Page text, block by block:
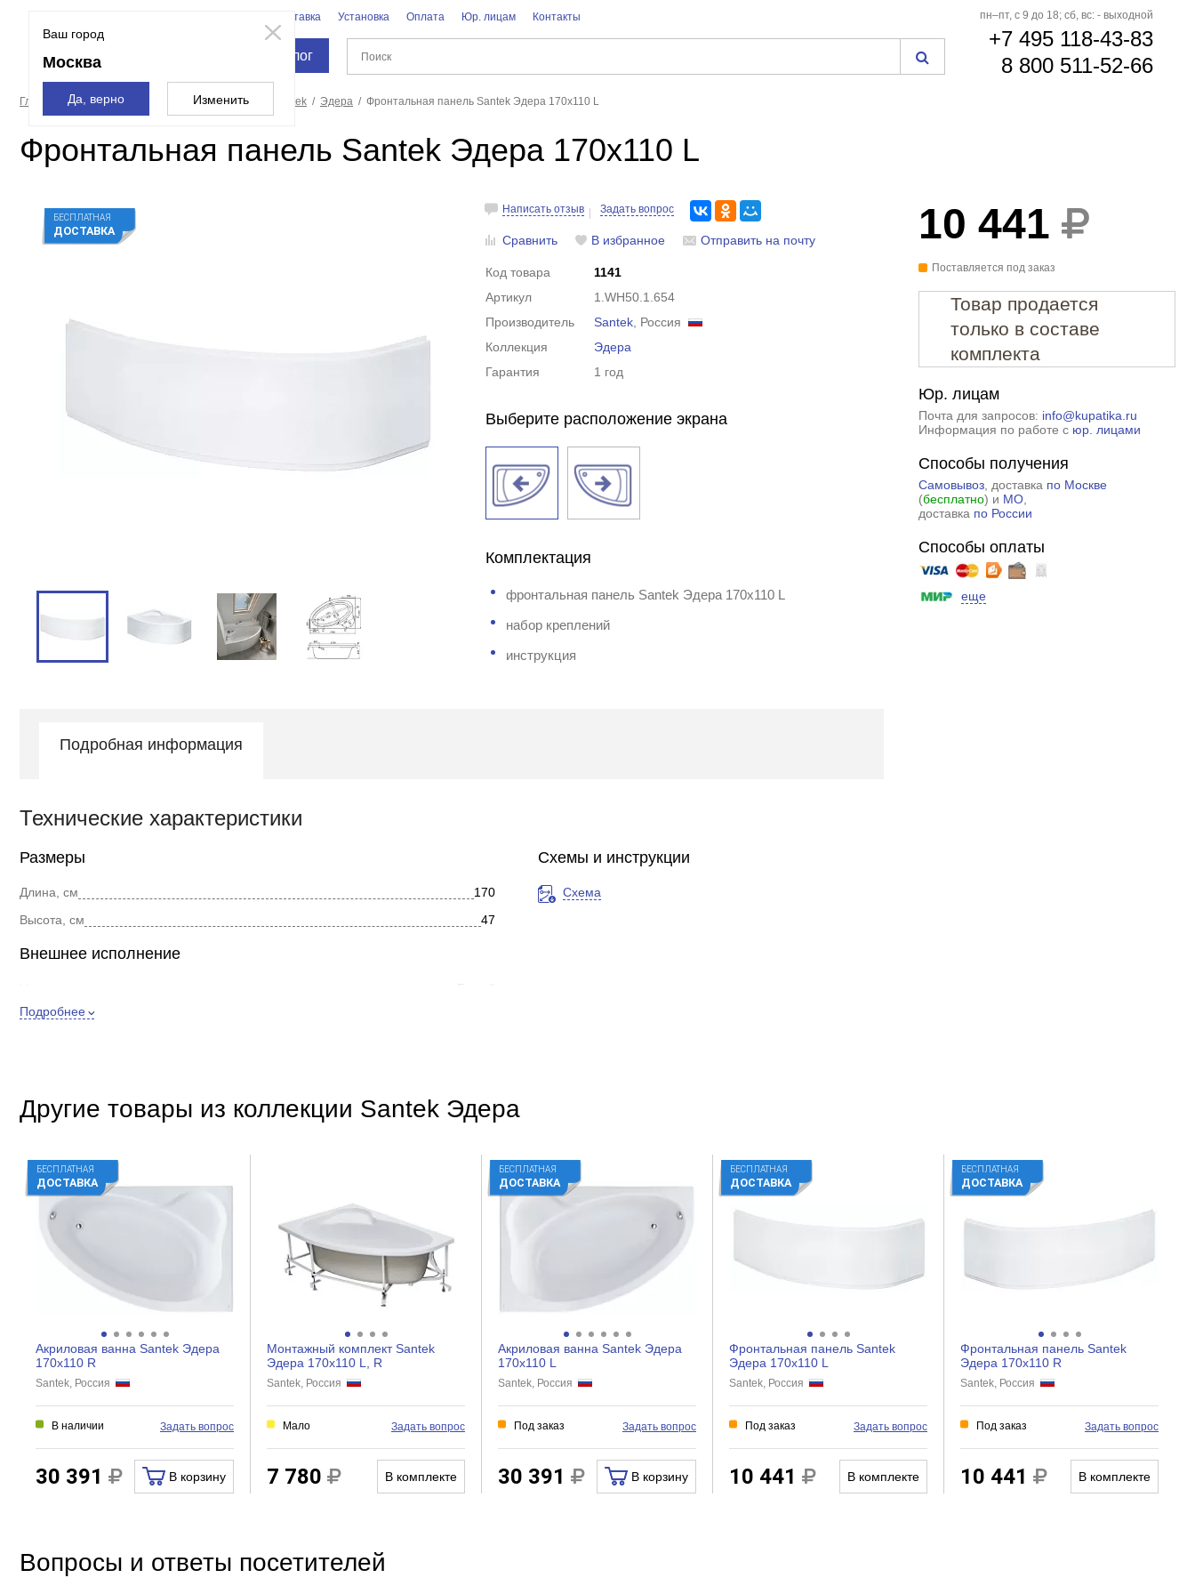
Ваш город
Москва
Да, верно Изменить
Доставка Установка Оплата Юр. лицам Контакты
Каталог
пн–пт, с 9 до 18; сб, вс: - выходной
+7 495 118-43-83
8 800 511-52-66
Главная страница Экраны для ванн Santek Эдера Фронтальная панель Santek Эдера 170x110 L
Фронтальная панель Santek Эдера 170x110 L
БЕСПЛАТНАЯ
ДОСТАВКА
Написать отзыв Задать вопрос
Сравнить В избранное Отправить на почту
Код товара
1141
Артикул
1.WH50.1.654
Производитель
Santek , Россия
Коллекция
Эдера
Гарантия
1 год
Выберите расположение экрана
Комплектация
фронтальная панель Santek Эдера 170x110 L
набор креплений
инструкция
10 441
Поставляется под заказ
Товар продается
только в составе
комплекта
Юр. лицам
Почта для запросов: info@kupatika.ru
Информация по работе с юр. лицами
Способы получения
Самовывоз, доставка по Москве
(бесплатно) и МО,
доставка по России
Способы оплаты
еще
Подробная информация
Технические характеристики
Размеры
Длина, см
170
Высота, см
47
Внешнее исполнение
Форма
Дополнительно
Расположение
Фронтальное
Регулировка высоты
Нет
Регулировка ширины
Дверки
Расположение экрана
Подробнее
Схемы и инструкции
Схема
Другие товары из коллекции Santek Эдера
БЕСПЛАТНАЯ
ДОСТАВКА
Акриловая ванна Santek Эдера
170x110 R
Santek, Россия
В наличии Задать вопрос
30 391 В корзину
Монтажный комплект Santek
Эдера 170x110 L, R
Santek, Россия
Мало Задать вопрос
7 780 В комплекте
БЕСПЛАТНАЯ
ДОСТАВКА
Акриловая ванна Santek Эдера
170x110 L
Santek, Россия
Под заказ Задать вопрос
30 391 В корзину
БЕСПЛАТНАЯ
ДОСТАВКА
Фронтальная панель Santek
Эдера 170x110 L
Santek, Россия
Под заказ Задать вопрос
10 441 В комплекте
БЕСПЛАТНАЯ
ДОСТАВКА
Фронтальная панель Santek
Эдера 170x110 R
Santek, Россия
Под заказ Задать вопрос
10 441 В комплекте
Вопросы и ответы посетителей